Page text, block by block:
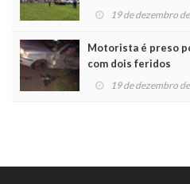
19 de dezembro
Motorista é preso
com dois feridos
19 de dezembro